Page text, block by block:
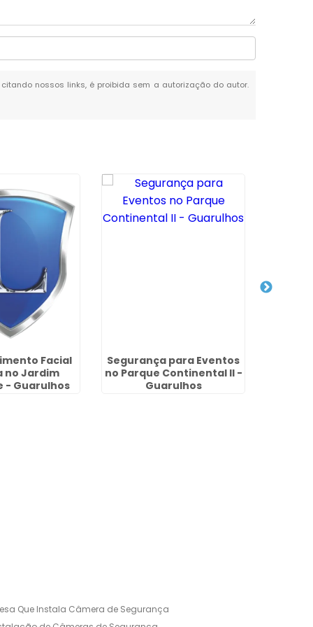
nossos links, é proibida sem a autorização do autor.
Facial
no Jardim
- Guarulhos
Segurança para Eventos
no Parque Continental II -
Guarulhos
Que Instala Câmera de Segurança